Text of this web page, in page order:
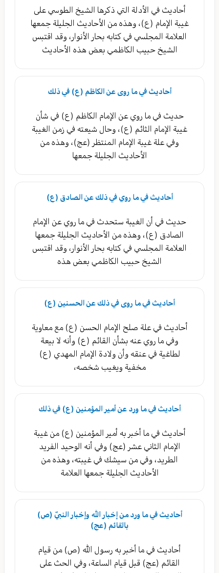
أحاديث في الأدلة التي ذكرها الشيخ الطوسي على
غيبة الإمام (ع)، وهذه من الأحاديث الجليلة جمعها
العلامة المجلسي في كتابه بحار الأنوار، وقد اقتبس
الشيخ حبيب الكاظمي بعض هذه الأحاديث
أحاديث في ما روى عن الكاظم (ع) في ذلك
حديث في ما روي عن الإمام الكاظم (ع) في شأن
غيبة الإمام الثائم (ع)، وحال شيعته في زمن الغيبة
وفي علة غيبة الإمام المنتظر (عج)، وهذه من
الأحاديث الجليلة جمعها
أحاديث في ما روي في ذلك عن الصادق (ع)‏
حديث في أن الغيبة ستحدث في ما روي عن الإمام
الصادق (ع)، وهذه من الأحاديث الجليلة جمعها
العلامة المجلسي في كتابه بحار الأنوار، وقد اقتبس
الشيخ حبيب الكاظمي بعض هذه
أحاديث في ما روى في ذلك عن الحسنين (ع)
أحاديث في علة صلح الإمام الحسن (ع) مع معاوية
وفي ما روي عنه بشأن القائم (ع) وأنه لا بيعة
لطاغية في عنقه وأن ولادة الإمام المهدي (ع)
مخفية ويغيب شخصه،
أحاديث في ما ورد عن أمير المؤمنين (ع) في ذلك
أحاديث في ما أخبر به أمير المؤمنين (ع) من غيبة
الإمام الثاني عشر (عج) وفي أنه الوحيد الفريد
الطريد، وفي من سيشك في غيبته، وهذه من
الأحاديث الجليلة جمعها العلامة
أحاديث في ما ورد من إخبار الله وإخبار النبيّ (ص)
بالقائم (عج)
أحاديث في ما أخبر به رسول الله (ص) من قيام
القائم (عج) قبل قيام الساعة، وفي الحث على